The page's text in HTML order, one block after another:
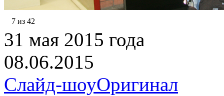
7 из 42
31 мая 2015 года
08.06.2015
Слайд-шоуОригинал